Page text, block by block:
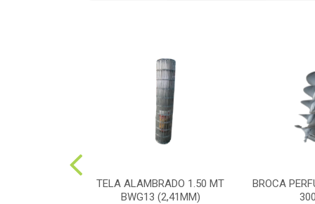
TELA ALAMBRADO 1.50 MT
BWG13 (2,41MM)
BROCA